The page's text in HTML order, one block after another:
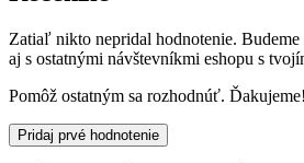
Zatiaľ nikto nepridal hodnotenie.
aj s ostatnými návštevníkmi eshopu s
Pomôž ostatným sa rozhodnúť. Ďakujeme!
Pridaj prvé hodnotenie